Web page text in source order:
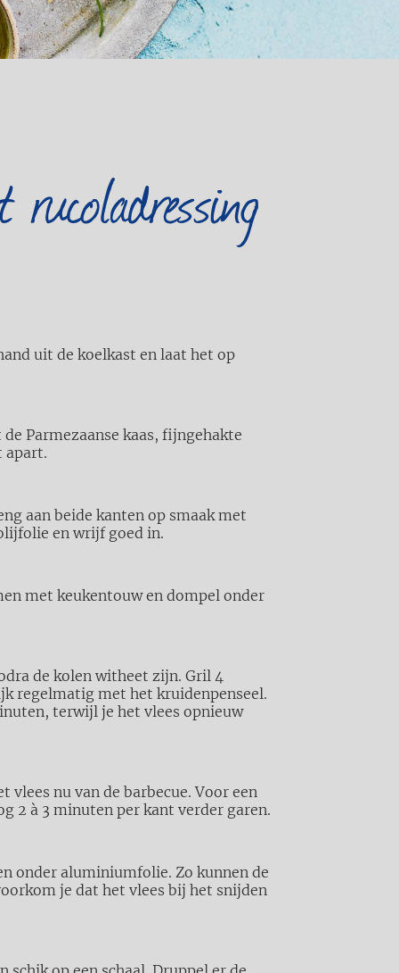
uit de koelkast en laat het op
Parmezaanse kaas, fijngehakte
apart.
aan beide kanten op smaak met
en wrijf goed in.
met keukentouw en dompel onder
de kolen witheet zijn. Gril 4
regelmatig met het kruidenpenseel.
terwijl je het vlees opnieuw
vlees nu van de barbecue. Voor een
2 à 3 minuten per kant verder garen.
onder aluminiumfolie. Zo kunnen de
je dat het vlees bij het snijden